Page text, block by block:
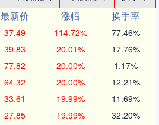
最新价 涨幅
换手率
37.49 114.72% 77.46%
39.83 20.01% 17.76%
77.82 20.00% 1.17%
64.32 20.00% 12.21%
33.61 19.99% 11.69%
27.85 19.99% 32.20%